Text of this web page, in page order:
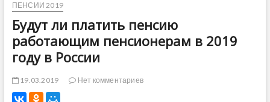
ПЕНСИИ 2019
Будут ли платить пенсию
работающим пенсионерам в 2019
году в России
19.03.2019 Нет комментариев